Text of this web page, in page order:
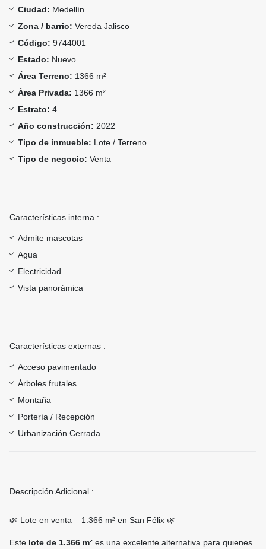
Ciudad: Medellín
Zona / barrio: Vereda Jalisco
Código: 9744001
Estado: Nuevo
Área Terreno: 1366 m²
Área Privada: 1366 m²
Estrato: 4
Año construcción: 2022
Tipo de inmueble: Lote / Terreno
Tipo de negocio: Venta
Características interna :
Admite mascotas
Agua
Electricidad
Vista panorámica
Características externas :
Acceso pavimentado
Árboles frutales
Montaña
Portería / Recepción
Urbanización Cerrada
Descripción Adicional :
🌿 Lote en venta – 1.366 m² en San Félix 🌿
Este lote de 1.366 m² es una excelente alternativa para quienes